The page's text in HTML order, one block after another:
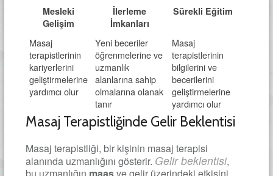
Mesleki
Gelişim
İlerleme
İmkanları
Sürekli Eğitim
Masaj
terapistlerinin
kariyerlerini
geliştirmelerine
yardımcı olur
Yeni beceriler
öğrenmelerine ve
uzmanlık
alanlarına sahip
olmalarına olanak
tanır
Masaj
terapistlerinin
bilgilerini ve
becerilerini
geliştirmelerine
yardımcı olur
Masaj Terapistliğinde Gelir Beklentisi
Masaj terapistliği, bir kişinin masaj terapisi
alanında uzmanlığını gösterir. Gelir beklentisi,
bu uzmanlığın maaşve gelir üzerindeki etkisini